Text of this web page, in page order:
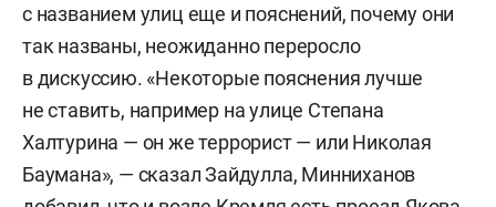
с названием улиц еще и пояснений, почему они
так названы, неожиданно переросло
в дискуссию. «Некоторые пояснения лучше
не ставить, например на улице Степана
Халтурина — он же террорист — или Николая
Баумана», — сказал Зайдулла, Минниханов